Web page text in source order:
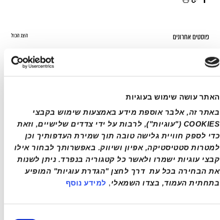
האתר עושה שימוש בעוגיות
את הבחירה בכל עת  דרך לחצן "הגדרת עוגיות" המופיע
בתחתית העמוד, בצדו השמאלי, למידע נוסף
פוסטים אחרונים הצג הכול